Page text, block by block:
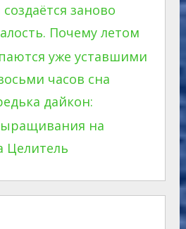
заново
Почему летом
уже уставшими
часов сна
дайкон:
на
Целитель